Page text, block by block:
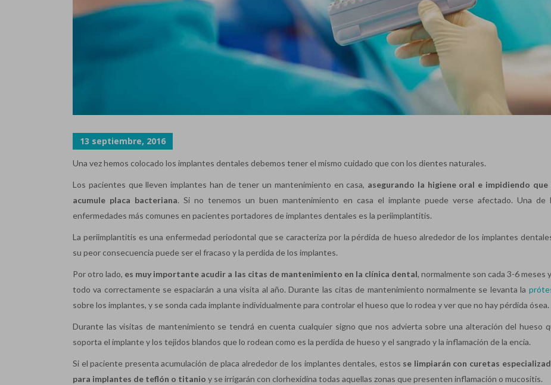
13 septiembre, 2016
Una vez hemos colocado los implantes dentales debemos tener el mismo cuidado que con los dientes naturales.
Los pacientes que lleven implantes han de tener un mantenimiento en casa, asegurando la higiene oral e impidiendo que
acumule placa bacteriana. Si no tenemos un buen mantenimiento en casa el implante puede verse afectado. Una de
enfermedades más comunes en pacientes portadores de implantes dentales es la periimplantitis.
La periimplantitis es una enfermedad periodontal que se caracteriza por la pérdida de hueso alrededor de los implantes
su peor consecuencia puede ser el fracaso y la perdida de los implantes.
Por otro lado, es muy importante acudir a las citas de mantenimiento en la clínica dental, normalmente son cada 3-6 meses
todo va correctamente se espaciarán a una visita al año. Durante las citas de mantenimiento normalmente se levanta la
sobre los implantes, y se sonda cada implante individualmente para controlar el hueso que lo rodea y ver que no hay pérdida ósea.
Durante las visitas de mantenimiento se tendrá en cuenta cualquier signo que nos advierta sobre una alteración del hueso
soporta el implante y los tejidos blandos que lo rodean como es la perdida de hueso y el sangrado y la inflamación de la encía.
Si el paciente presenta acumulación de placa alrededor de los implantes dentales, estos se limpiarán con curetas
para implantes de teflón o titanio y se irrigarán con clorhexidina todas aquellas zonas que presenten inflamación o mucositis.